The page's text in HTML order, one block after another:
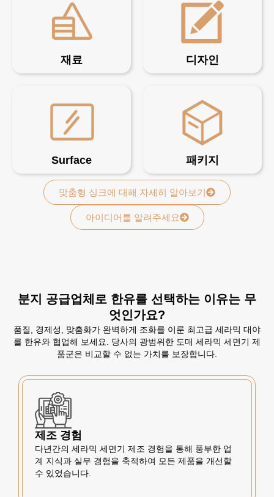
재료 디자인
Surface 패키지
맞춤형 싱크에 대해 자세히 알아보기
아이디어를 알려주세요
분지 공급업체로 한유를 선택하는 이유는 무
엇인가요?
품질, 경제성, 맞춤화가 완벽하게 조화를 이룬 최고급 세라믹 대야
를 한유와 협업해 보세요. 당사의 광범위한 도매 세라믹 세면기 제
품군은 비교할 수 없는 가치를 보장합니다.
제조 경험
다년간의 세라믹 세면기 제조 경험을 통해 풍부한 업
계 지식과 실무 경험을 축적하여 모든 제품을 개선할
수 있었습니다.